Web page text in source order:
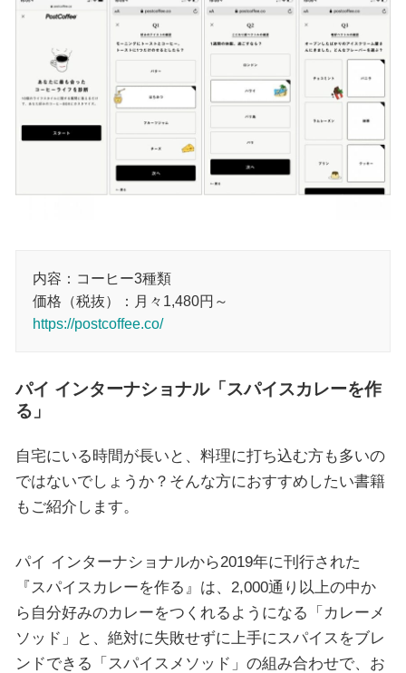
内容：コーヒー3種類
価格（税抜）：月々1,480円～
https://postcoffee.co/
パイ インターナショナル「スパイスカレーを作
る」
自宅にいる時間が長いと、料理に打ち込む方も多いの
ではないでしょうか？そんな方におすすめしたい書籍
もご紹介します。
パイ インターナショナルから2019年に刊行された
『スパイスカレーを作る』は、2,000通り以上の中か
ら自分好みのカレーをつくれるようになる「カレーメ
ソッド」と、絶対に失敗せずに上手にスパイスをブレ
ンドできる「スパイスメソッド」の組み合わせで、お